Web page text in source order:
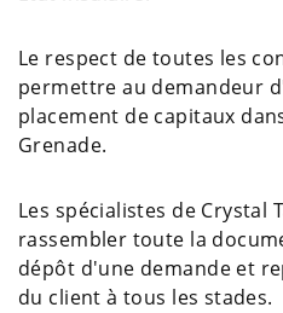
Le respect de toutes les
permettre au demandeur
placement de capitaux
Grenade.
Les spécialistes de Crystal
rassembler toute la
dépôt d'une demande et
du client à tous les stades.